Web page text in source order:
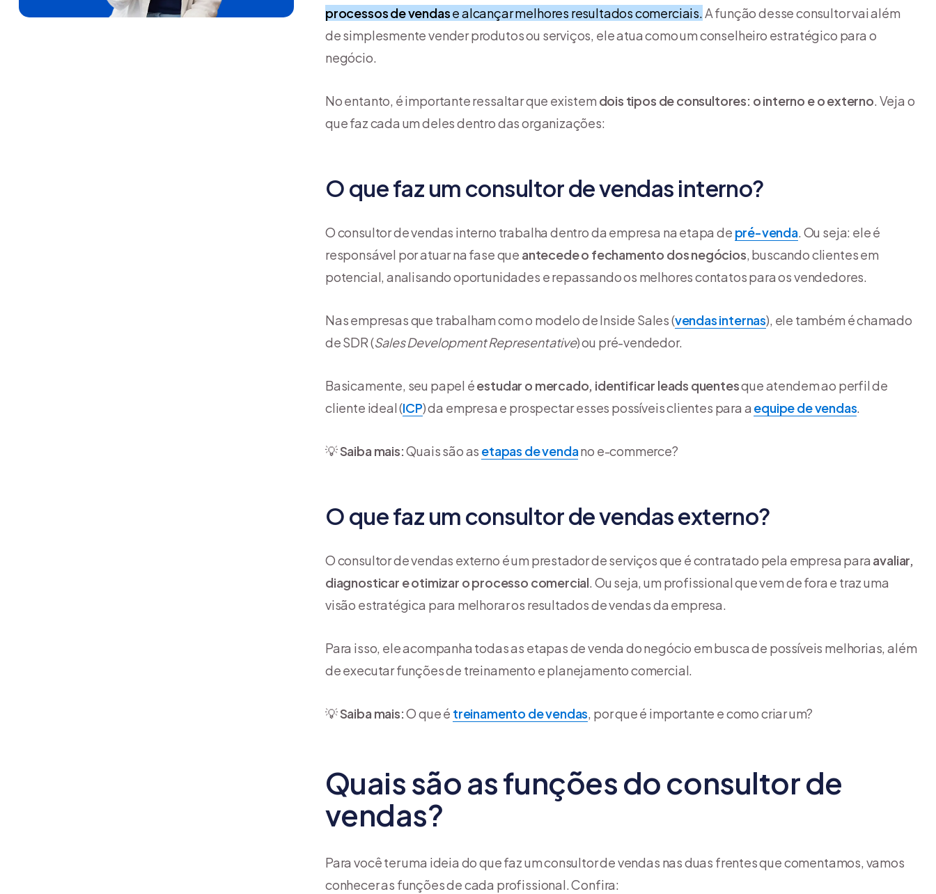
processos de vendase alcançar melhores resultados comerciais.A função desse consultor vai além
de simplesmente vender produtos ou serviços, ele atua como um conselheiro estratégico para o
negócio.
No entanto, é importante ressaltar que existem dois tipos de consultores: o interno e o externo. Veja o
que faz cada um deles dentro das organizações:
O que faz um consultor de vendas interno?
O consultor de vendas interno trabalha dentro da empresa na etapa de pré-venda. Ou seja: ele é
responsável por atuar na fase que antecede o fechamento dos negócios, buscando clientes em
potencial, analisando oportunidades e repassando os melhores contatos para os vendedores.
Nas empresas que trabalham com o modelo de Inside Sales (vendas internas), ele também é chamado
de SDR (Sales Development Representative) ou pré-vendedor.
Basicamente, seu papel éestudar o mercado, identificar leads quentesque atendem ao perfil de
cliente ideal (ICP) da empresa e prospectar esses possíveis clientes para a equipe de vendas.
💡Saiba mais:Quais são as etapas de vendano e-commerce?
O que faz um consultor de vendas externo?
O consultor de vendas externo é um prestador de serviços que é contratado pela empresa para avaliar,
diagnosticar e otimizar o processo comercial. Ou seja, um profissional que vem de fora e traz uma
visão estratégica para melhorar os resultados de vendas da empresa.
Para isso, ele acompanha todas as etapas de venda do negócio em busca de possíveis melhorias, além
de executar funções de treinamento e planejamento comercial.
💡Saiba mais:O que é treinamento de vendas, por que é importante e como criar um?
Quais são as funções do consultor de
vendas?
Para você ter uma ideia do que faz um consultor de vendas nas duas frentes que comentamos, vamos
conhecer as funções de cada profissional. Confira: